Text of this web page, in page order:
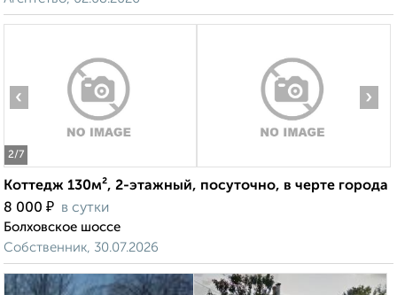
2/7
‹ ›
Коттедж 130м², 2-этажный, посуточно, в черте города
8 000 ₽ в сутки
Болховское шоссе
Собственник, 30.07.2026